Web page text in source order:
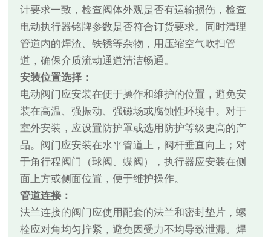
计要求一致，检查阀体外观是否有运输损伤，检查
电动执行器铭牌参数是否符合订货要求。同时清理
管道内的焊渣、铁锈等杂物，用压缩空气吹扫管
道，确保介质流动通道清洁畅通。
安装位置选择：
电动阀门应安装在便于操作和维护的位置，避免安
装在高温、强振动、强磁场或腐蚀性环境中。对于
室外安装，应设置防护罩或选用防护等级更高的产
品。阀门应安装在水平管道上，阀杆垂直向上；对
于角行程阀门（球阀、蝶阀），执行器应安装在侧
面上方或侧面位置，便于维护操作。
管道连接：
法兰连接的阀门应使用配套的法兰和密封垫片，螺
栓应对角均匀拧紧，避免因受力不均导致泄漏。焊